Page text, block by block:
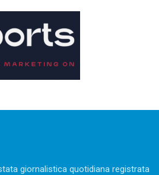
giornalistica quotidiana registrata